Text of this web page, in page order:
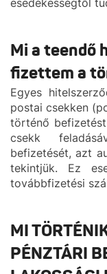
esedékességtől
Mi a teendő
fizettem a
Egyes
postai csekken
történő
csekk
befizetését, azt
tekintjük. Ez
továbbfizetési
MI
PÉNZTÁRI